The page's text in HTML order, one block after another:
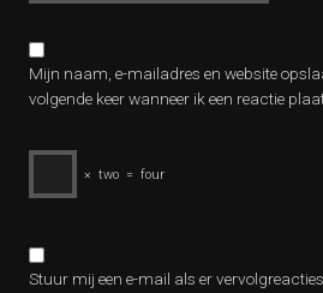
Mijn naam, e-mailadres en website
volgende keer wanneer ik een reactie
× two = four
Stuur mij een e-mail als er